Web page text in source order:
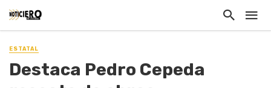
ESTATAL
Destaca Pedro Cepeda